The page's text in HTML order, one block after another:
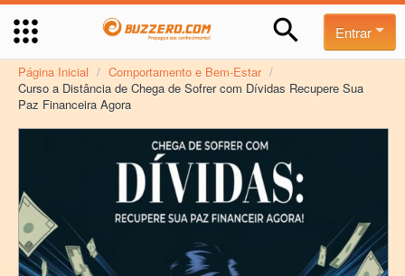
Entrar
Página Inicial / Comportamento e Bem-Estar /
Curso a Distância de Chega de Sofrer com Dívidas Recupere Sua
Paz Financeira Agora